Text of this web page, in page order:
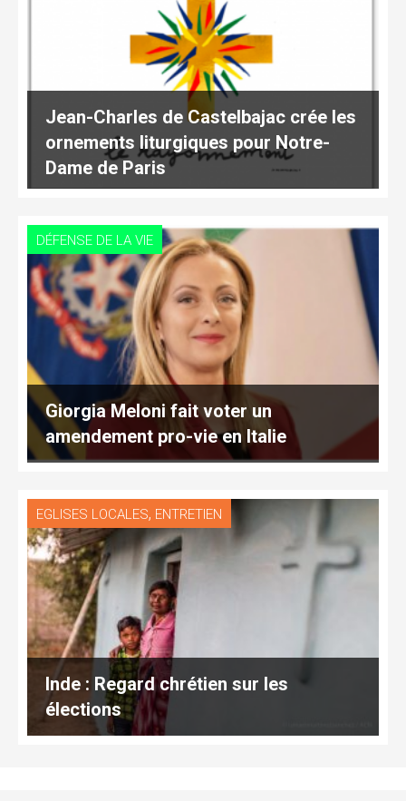
Jean-Charles de Castelbajac crée les
ornements liturgiques pour Notre-
Dame de Paris
DÉFENSE DE LA VIE
Giorgia Meloni fait voter un
amendement pro-vie en Italie
EGLISES LOCALES, ENTRETIEN
Inde : Regard chrétien sur les
élections